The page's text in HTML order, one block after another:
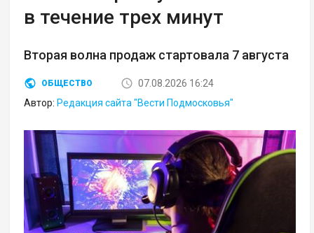
в течение трех минут
Вторая волна продаж стартовала 7 августа
ОБЩЕСТВО
07.08.2026 16:24
Автор: Редакция сайта "Вести Подмосковья"